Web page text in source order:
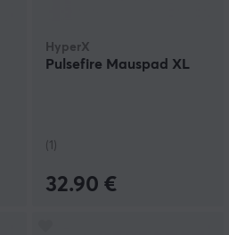
HyperX
Pulsefire Mauspad XL
(1)
32.90 €